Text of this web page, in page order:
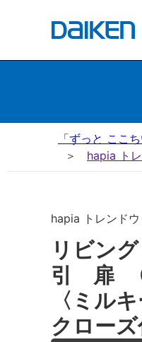
「ずっと ここ
hapia ト
hapia トレンド
リビン
引 扉
〈ミル
クロー